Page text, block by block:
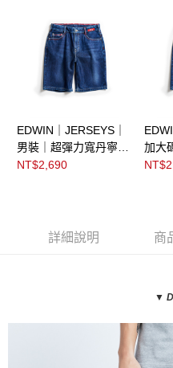
EDWIN｜JERSEYS｜
男裝｜超彈力寬丹寧迦
績短褲
NT$2,690
加大
丹寧
詳細說明 商
▼